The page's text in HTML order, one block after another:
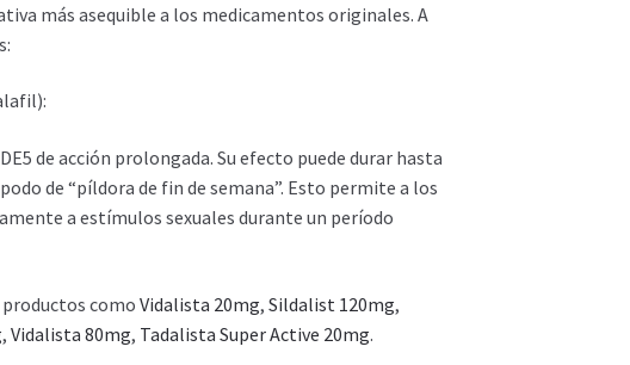
más asequible a los medicamentos originales. A
de acción prolongada. Su efecto puede durar hasta
de “píldora de fin de semana”. Esto permite a los
a estímulos sexuales durante un período
comoVidalista 20mg, Sildalist 120mg,
, Vidalista 80mg, Tadalista Super Active 20mg.